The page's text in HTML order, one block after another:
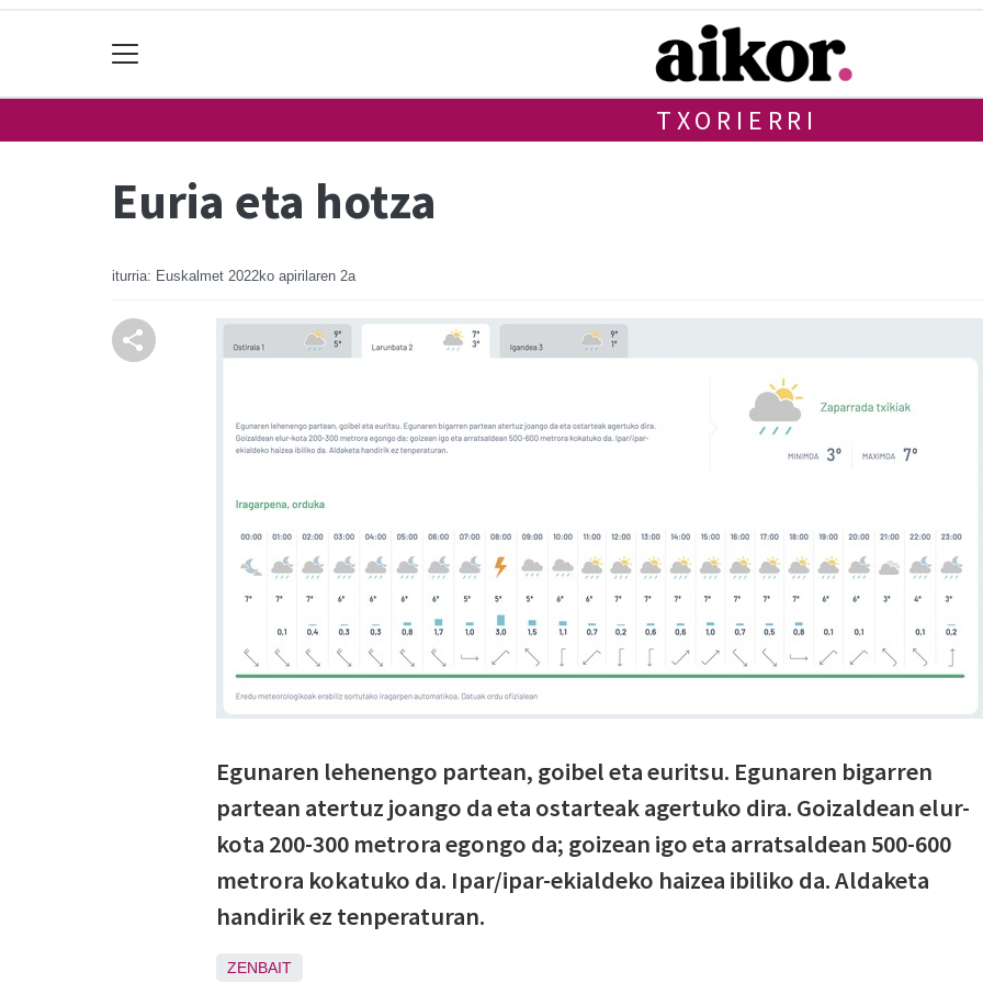
TXORIERRI
Euria eta hotza
iturria: Euskalmet 2022ko apirilaren 2a
Egunaren lehenengo partean, goibel eta euritsu. Egunaren bigarren
partean atertuz joango da eta ostarteak agertuko dira. Goizaldean elur-
kota 200-300 metrora egongo da; goizean igo eta arratsaldean 500-600
metrora kokatuko da. Ipar/ipar-ekialdeko haizea ibiliko da. Aldaketa
handirik ez tenperaturan.
ZENBAIT